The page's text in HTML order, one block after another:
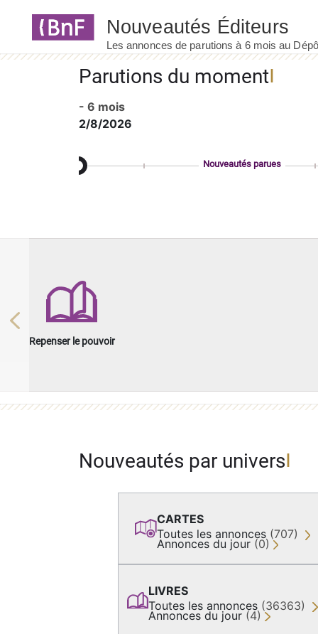
Parutions du moment
- 6 mois
2/8/2026
Nouveautés parues
Repenser le pouvoir
Previous
Nouveautés par univers
CARTES
Toutes les annonces (707)
Annonces du jour (0)
LIVRES
Toutes les annonces (36363)
Annonces du jour (4)